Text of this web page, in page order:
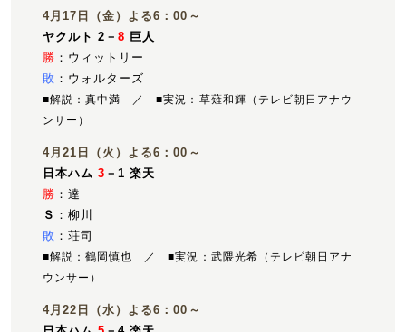
4月17日（金）よる6：00～
ヤクルト 2－8 巨人
勝 ：ウィットリー
敗 ：ウォルターズ
■解説：真中満 ／ ■実況：草薙和輝（テレビ朝日アナウ
ンサー）
4月21日（火）よる6：00～
日本ハム3 －1 楽天
勝 ：達
Ｓ ：柳川
敗 ：荘司
■解説：鶴岡慎也 ／ ■実況：武隈光希（テレビ朝日アナ
ウンサー）
4月22日（水）よる6：00～